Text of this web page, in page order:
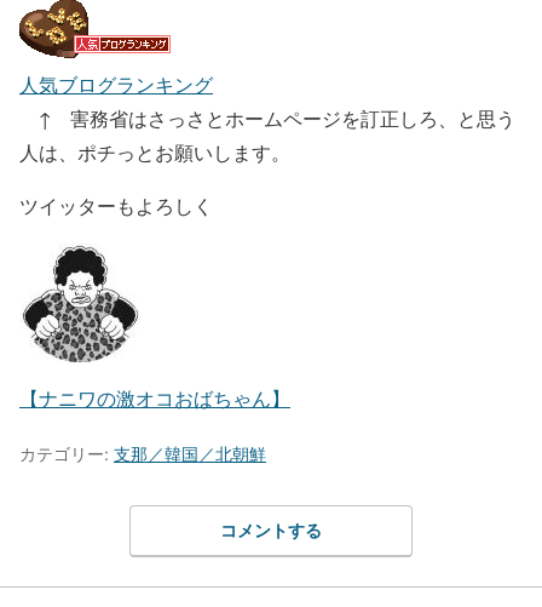
人気ブログランキング
↑ 害務省はさっさとホームページを訂正しろ、と思う
人は、ポチっとお願いします。
ツイッターもよろしく
【ナニワの激オコおばちゃん】
カテゴリー: 支那／韓国／北朝鮮
コメントする